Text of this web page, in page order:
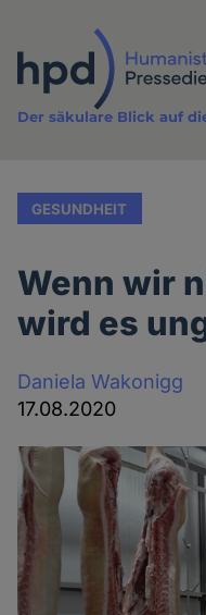
Inhalt
Der säkulare Blick auf
GESUNDHEIT
Wenn wir
wird es
Daniela Wakonigg
17.08.2020